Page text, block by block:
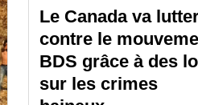
Le Canada va
contre le
BDS grâce à des
sur les crimes